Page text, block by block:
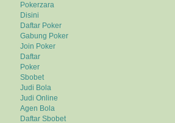
Pokerzara
Disini
Daftar Poker
Gabung Poker
Join Poker
Daftar
Poker
Sbobet
Judi Bola
Judi Online
Agen Bola
Daftar Sbobet